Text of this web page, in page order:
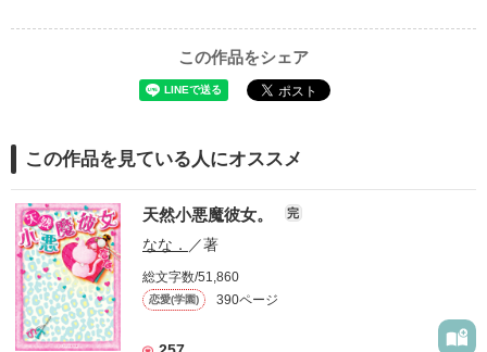
この作品をシェア
この作品を見ている人にオススメ
天然小悪魔彼女。 完
なな． ／著
総文字数/51,860
恋愛(学園) 390ページ